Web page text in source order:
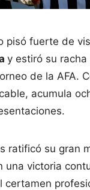
pisó fuerte de
y estiró su
de la AFA.
acumula
s ratificó su gran
una victoria
certamen